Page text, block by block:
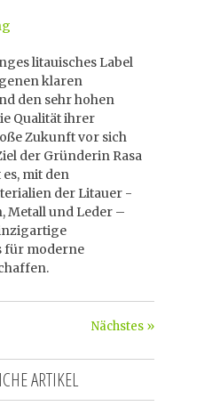
litauisches Label
klaren
den sehr hohen
Qualität ihrer
Zukunft vor sich
der Gründerin Rasa
mit den
der Litauer -
Metall und Leder –
für moderne
Nächstes »
ARTIKEL